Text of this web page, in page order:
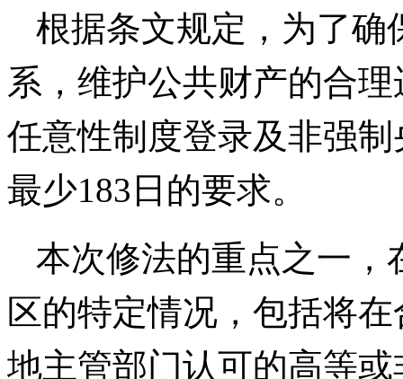
根据条文规定，为了确
系，维护公共财产的合
任意性制度登录及非强
最少183日的要求。
本次修法的重点之一，
区的特定情况，包括将
地主管部门认可的高等